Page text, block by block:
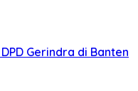
Gerindra di Banten